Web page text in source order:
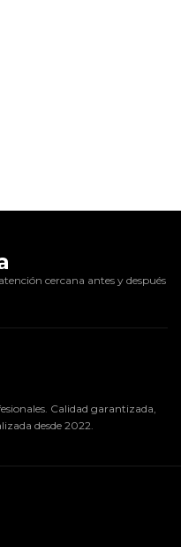
cercana antes y después
Calidad garantizada,
desde 2022.